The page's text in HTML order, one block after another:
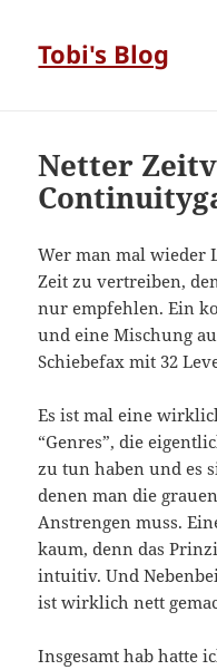
Tobi's Blog
Netter
Wer man mal wieder
Zeit zu vertreiben,
nur empfehlen. Ein
und eine Mischung
Schiebefax mit 32
Es ist mal eine
“Genres”, die
zu tun haben und es
denen man die
Anstrengen muss.
kaum, denn das
intuitiv. Und
ist wirklich nett
Insgesamt hab hatte